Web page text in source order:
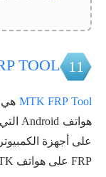
11
TOOL
MTK FRP Tool
FRP على هواتف MTK في غضون دقائق.